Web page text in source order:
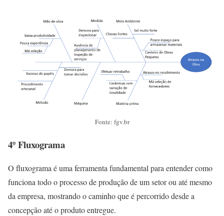
Fonte: fgv.br
4º Fluxograma
O fluxograma é uma ferramenta fundamental para entender como
funciona todo o processo de produção de um setor ou até mesmo
da empresa, mostrando o caminho que é percorrido desde a
concepção até o produto entregue.